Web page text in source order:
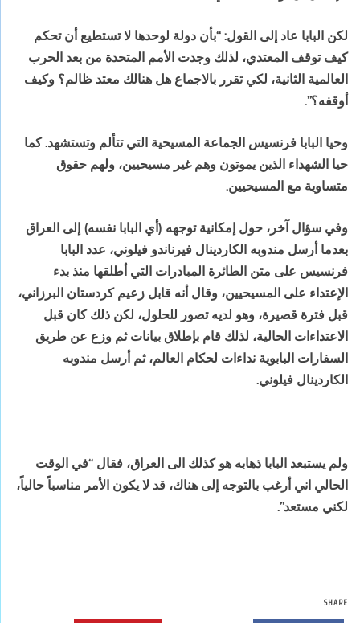
لكن البابا عاد إلى القول: “بأن دولة لوحدها لا تستطيع أن تحكم
كيف توقف المعتدي، لذلك وجدت الأمم المتحدة من بعد الحرب
العالمية الثانية، لكي تقرر بالاجماع هل هنالك معتد ظالم؟ وكيف
أوقفه؟”.
وحيا البابا فرنسيس الجماعة المسيحية التي تتألم وتستشهد. كما
حيا الشهداء الذين يموتون وهم غير مسيحيين، ولهم حقوق
متساوية مع المسيحيين.
وفي سؤال آخر، حول إمكانية توجهه (أي البابا نفسه) إلى العراق
بعدما أرسل مندوبه الكاردينال فيرناندو فيلوني، عدد البابا
فرنسيس على متن الطائرة المبادرات التي أطلقها منذ بدء
الإعتداء على المسيحيين، وقال أنه قابل زعيم كردستان البرزاني،
قبل فترة قصيرة، وهو لديه تصور للحلول، لكن ذلك كان قبل
الاعتداءات الحالية، لذلك قام بإطلاق بيانات ثم وزع عن طريق
السفارات البابوية نداءات لحكام العالم، ثم أرسل مندوبه
الكاردينال فيلوني.
ولم يستبعد البابا ذهابه هو كذلك الى العراق، فقال “في الوقت
الحالي اني أرغب بالتوجه إلى هناك، قد لا يكون الأمر مناسباً حالياً،
لكني مستعد”.
SHARE